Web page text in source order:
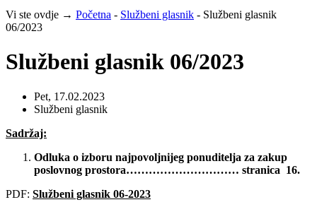
Vi ste ovdje → Početna - Službeni glasnik - Službeni glasnik
06/2023
Službeni glasnik 06/2023
Pet, 17.02.2023
Službeni glasnik
Sadržaj:
Odluka o izboru najpovoljnijeg ponuditelja za zakup
poslovnog prostora………………………… stranica 16.
PDF: Službeni glasnik 06-2023